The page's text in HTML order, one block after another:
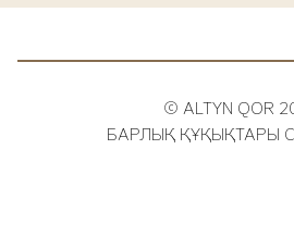
© ALTYN QOR
БАРЛЫҚ ҚҰҚЫҚТАРЫ